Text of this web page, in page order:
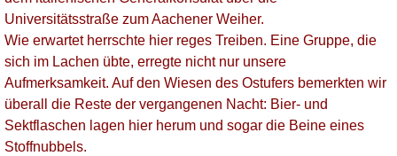
Universitätsstraße zum Aachener Weiher.
Wie erwartet herrschte hier reges Treiben. Eine Gruppe, die
sich im Lachen übte, erregte nicht nur unsere
Aufmerksamkeit. Auf den Wiesen des Ostufers bemerkten wir
überall die Reste der vergangenen Nacht: Bier- und
Sektflaschen lagen hier herum und sogar die Beine eines
Stoffnubbels.